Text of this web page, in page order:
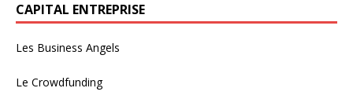
CAPITAL ENTREPRISE
Les Business Angels
Le Crowdfunding